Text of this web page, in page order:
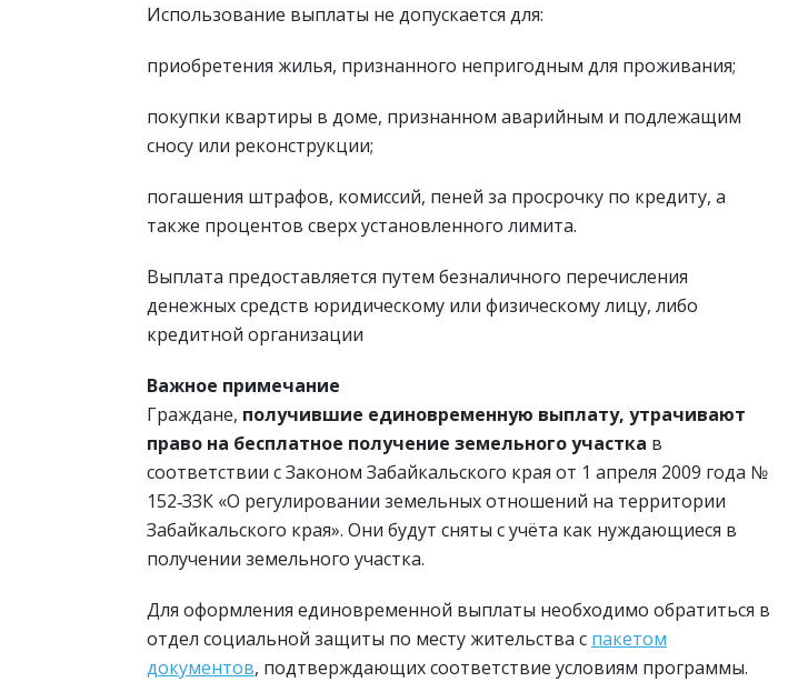
Использование выплаты не допускается для:
приобретения жилья, признанного непригодным для проживания;
покупки квартиры в доме, признанном аварийным и подлежащим
сносу или реконструкции;
погашения штрафов, комиссий, пеней за просрочку по кредиту, а
также процентов сверх установленного лимита.
Выплата предоставляется путем безналичного перечисления
денежных средств юридическому или физическому лицу, либо
кредитной организации
Важное примечание
Граждане, получившие единовременную выплату, утрачивают
право на бесплатное получение земельного участка в
соответствии с Законом Забайкальского края от 1 апреля 2009 года №
152‑ЗЗК «О регулировании земельных отношений на территории
Забайкальского края». Они будут сняты с учёта как нуждающиеся в
получении земельного участка.
Для оформления единовременной выплаты необходимо обратиться в
отдел социальной защиты по месту жительства с пакетом
документов, подтверждающих соответствие условиям программы.